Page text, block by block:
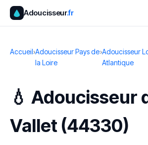
Adoucisseur.fr
Accueil›Adoucisseur Pays de
la Loire
›Adoucisseur
Atlantique
💧 Adoucisseur
Vallet (44330)